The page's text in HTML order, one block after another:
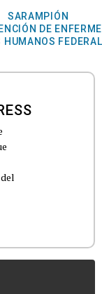
SARAMPIÓN
DE
HUMANOS FEDERAL